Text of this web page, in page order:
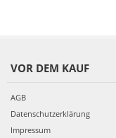
VOR DEM KAUF
AGB
Datenschutzerklärung
Impressum